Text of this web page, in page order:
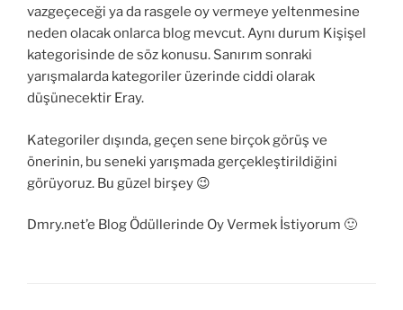
vazgeçeceği ya da rasgele oy vermeye yeltenmesine
neden olacak onlarca blog mevcut. Aynı durum Kişişel
kategorisinde de söz konusu. Sanırım sonraki
yarışmalarda kategoriler üzerinde ciddi olarak
düşünecektir Eray.
Kategoriler dışında, geçen sene birçok görüş ve
önerinin, bu seneki yarışmada gerçekleştirildiğini
görüyoruz. Bu güzel birşey 😉
Dmry.net’e Blog Ödüllerinde Oy Vermek İstiyorum 🙂